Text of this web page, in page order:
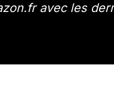
avec les